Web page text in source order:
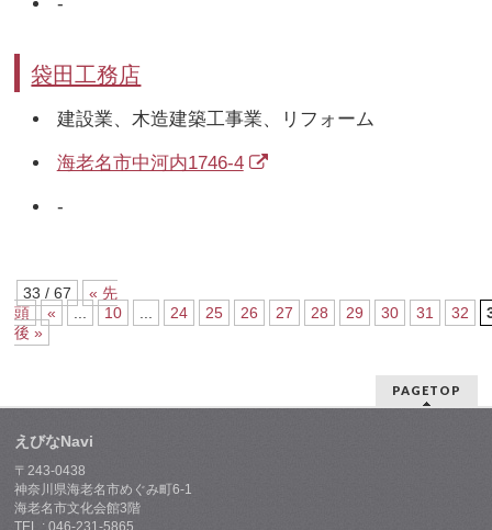
袋田工務店
建設業、木造建築工事業、リフォーム
海老名市中河内1746-4
-
33 / 67
« 先
頭
« 10 24 25 26 27 28 29 30 31 32
後 »
PAGETOP
えびなNavi
〒243-0438
神奈川県海老名市めぐみ町6-1
海老名市文化会館3階
TEL : 046-231-5865